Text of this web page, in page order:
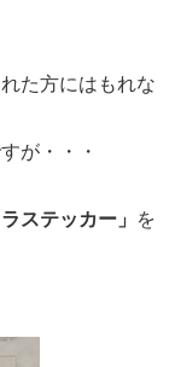
た方にはもれな
が・・・
ステッカー」 を